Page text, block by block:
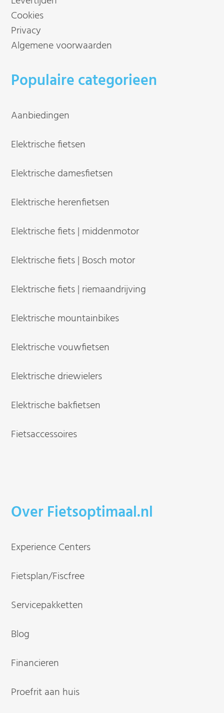
Cookies
Privacy
Algemene voorwaarden
Populaire categorieen
Aanbiedingen
Elektrische fietsen
Elektrische damesfietsen
Elektrische herenfietsen
Elektrische fiets | middenmotor
Elektrische fiets | Bosch motor
Elektrische fiets | riemaandrijving
Elektrische mountainbikes
Elektrische vouwfietsen
Elektrische driewielers
Elektrische bakfietsen
Fietsaccessoires
Over Fietsoptimaal.nl
Experience Centers
Fietsplan/Fiscfree
Servicepakketten
Blog
Financieren
Proefrit aan huis